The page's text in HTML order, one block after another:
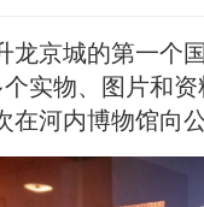
龙京城的第一个
实物、图片和
在河内博物馆向公